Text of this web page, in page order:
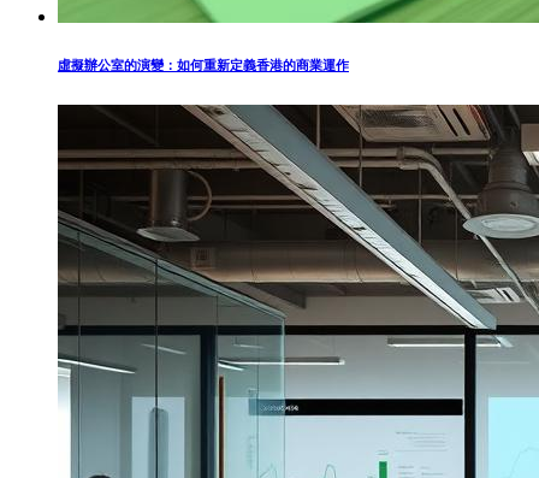
虛擬辦公室的演變：如何重新定義香港的商業運作